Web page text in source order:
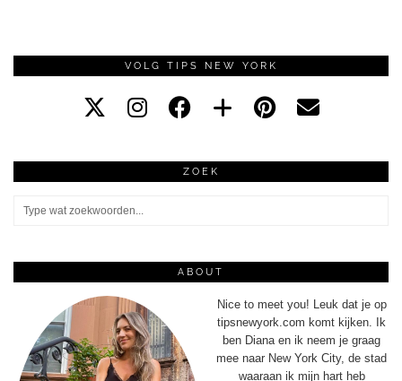
VOLG TIPS NEW YORK
ZOEK
ABOUT
Nice to meet you! Leuk dat je op
tipsnewyork.com komt kijken. Ik
ben Diana en ik neem je graag
mee naar New York City, de stad
waaraan ik mijn hart heb